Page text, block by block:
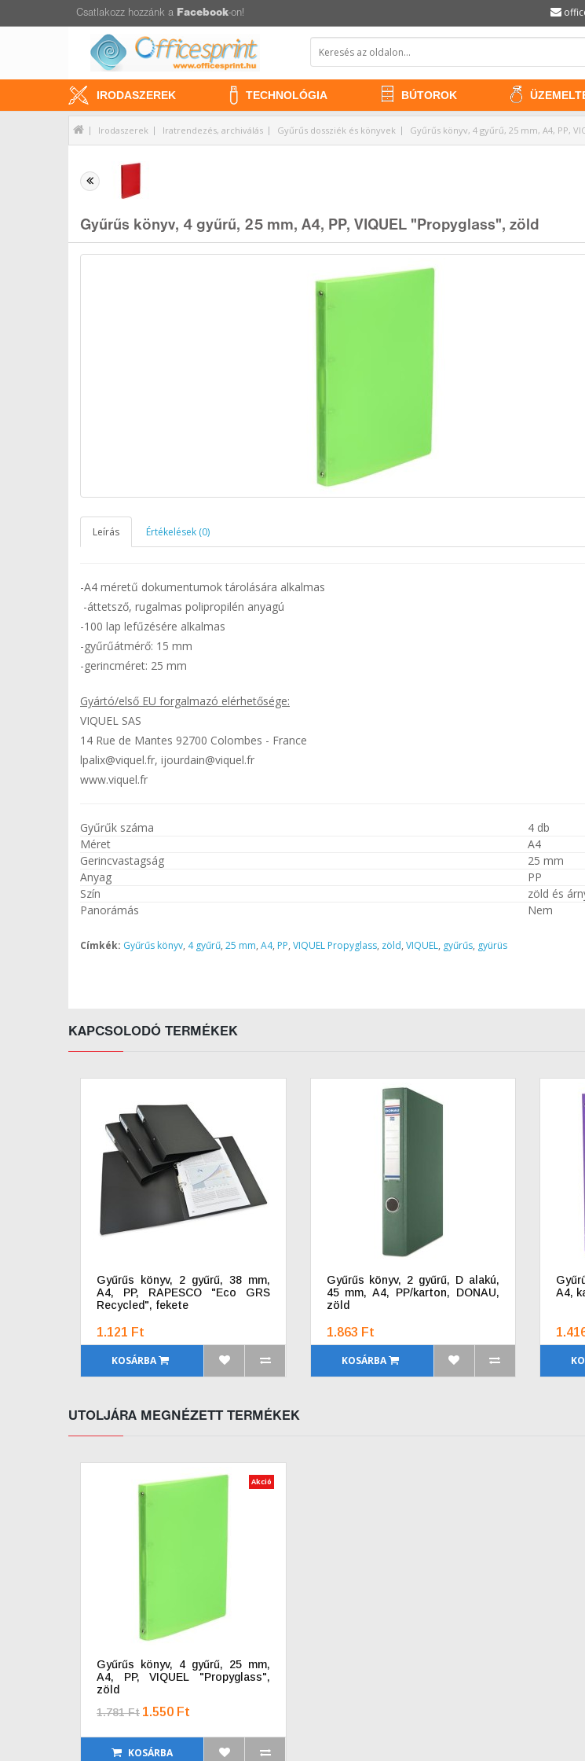
Csatlakozz hozzánk a Facebook-on!
IRODASZEREK TECHNOLÓGIA BÚTOROK
Irodaszerek Iratrendezés, archiválás Gyűrűs dossziék és könyvek Gyűrűs könyv, 4 gyűrű, 25 mm, A4, PP,
Gyűrűs könyv, 4 gyűrű, 25 mm, A4, PP, VIQUEL "Propyglass", zöld
Leírás Értékelések (0)
-A4 méretű dokumentumok tárolására alkalmas
-áttetsző, rugalmas polipropilén anyagú
-100 lap lefűzésére alkalmas
-gyűrűátmérő: 15 mm
-gerincméret: 25 mm
Gyártó/első EU forgalmazó elérhetősége:
VIQUEL SAS
14 Rue de Mantes 92700 Colombes - France
lpalix@viquel.fr, ijourdain@viquel.fr
www.viquel.fr
Gyűrűk száma
4 db
Méret
A4
Gerincvastagság
25 mm
Anyag
PP
Szín
zöld és
Panorámás
Nem
Címkék: Gyűrűs könyv, 4 gyűrű, 25 mm, A4, PP, VIQUEL Propyglass, zöld, VIQUEL, gyűrűs, gyürüs
KAPCSOLODÓ TERMÉKEK
Gyűrűs könyv, 2 gyűrű, 38 mm,
A4, PP, RAPESCO "Eco GRS
Recycled", fekete
1.121 Ft
KOSÁRBA
Gyűrűs könyv, 2 gyűrű, D alakú,
45 mm, A4, PP/karton, DONAU,
zöld
1.863 Ft
KOSÁRBA
A4,
UTOLJÁRA MEGNÉZETT TERMÉKEK
Akció
Gyűrűs könyv, 4 gyűrű, 25 mm,
A4, PP, VIQUEL "Propyglass",
zöld
1.781 Ft 1.550 Ft
KOSÁRBA